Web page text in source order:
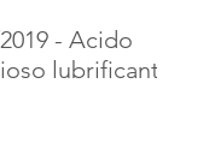
- Acido
lubrificante